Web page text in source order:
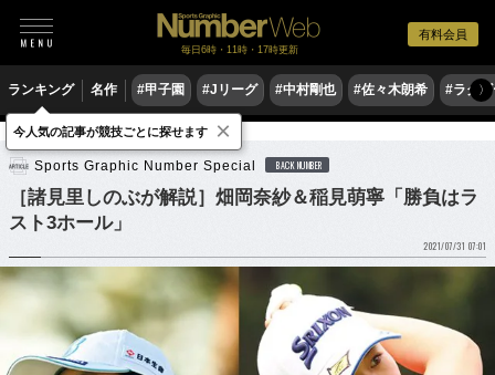
有料会員
毎日6時・11時・17時更新
ランキング 名作 #甲子園 #Jリーグ #中村剛也 #佐々木朗希 #ラグ〉
ゴルフ 女子ゴルフ
Sports Graphic Number Special BACK NUMBER
［諸見里しのぶが解説］畑岡奈紗＆稲見萌寧「勝負はラ
スト3ホール」
2021/07/31 07:01
今人気の記事が競技ごとに探せます ×